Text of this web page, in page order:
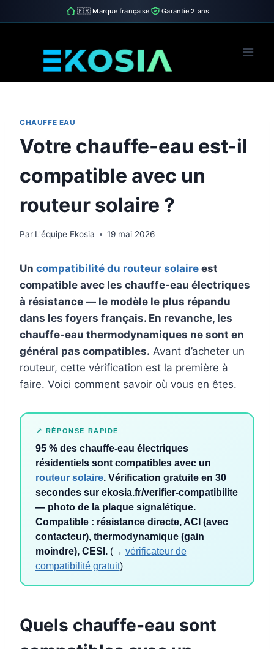
🇫🇷 Marque française Garantie 2 ans
CHAUFFE EAU
Votre chauffe-eau est-il
compatible avec un
routeur solaire ?
Par L'équipe Ekosia 19 mai 2026
Un compatibilité du routeur solaire est
compatible avec les chauffe-eau électriques
à résistance — le modèle le plus répandu
dans les foyers français. En revanche, les
chauffe-eau thermodynamiques ne sont en
général pas compatibles. Avant d’acheter un
routeur, cette vérification est la première à
faire. Voici comment savoir où vous en êtes.
📌 RÉPONSE RAPIDE
95 % des chauffe-eau électriques
résidentiels sont compatibles avec un
routeur solaire. Vérification gratuite en 30
secondes sur ekosia.fr/verifier-compatibilite
— photo de la plaque signalétique.
Compatible : résistance directe, ACI (avec
contacteur), thermodynamique (gain
moindre), CESI.(→ vérificateur de
compatibilité gratuit)
Quels chauffe-eau sont